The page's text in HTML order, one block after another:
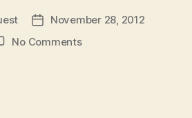
PostNovember 28, 2012
No Commentson